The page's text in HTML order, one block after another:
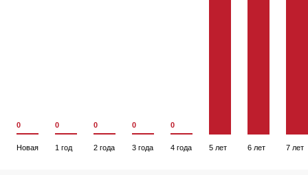
0
Новая
0
1 год
0
2 года
0
3 года
0
4 года 5 лет 6 лет 7 лет